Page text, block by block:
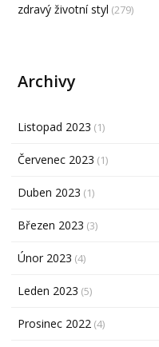
zdravý životní styl (279)
Archivy
Listopad 2023 (1)
Červenec 2023 (1)
Duben 2023 (1)
Březen 2023 (3)
Únor 2023 (4)
Leden 2023 (5)
Prosinec 2022 (4)